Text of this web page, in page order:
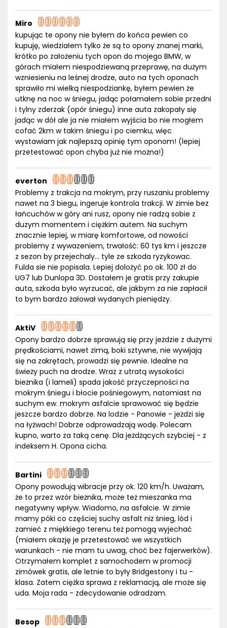
Miro
kupując te opony nie byłem do końca pewien co
kupuję, wiedziałem tylko że są to opony znanej marki,
krótko po założeniu tych opon do mojego BMW, w
górach miałem niespodziewaną przeprawę, na dużym
wzniesieniu na leśnej drodze, auto na tych oponach
sprawiło mi wielką niespodziankę, byłem pewien że
utknę na noc w śniegu, jadąc połamałem sobie przedni
i tylny zderzak (opór śniegu) inne auta zakopały się
jadąc w dół ale ja nie miałem wyjścia bo nie mogłem
cofać 2km w takim śniegu i po ciemku, więc
wystawiam jak najlepszą opinię tym oponom! (lepiej
przetestować opon chyba już nie można!)
everton
Problemy z trakcja na mokrym, przy ruszaniu problemy
nawet na 3 biegu, ingeruje kontrola trakcji. W zimie bez
łańcuchów w góry ani rusz, opony nie radzą sobie z
duzym momentem i ciężkim autem. Na suchym
znacznie lepiej, w miarę komfortowe, od nowości
problemy z wywazeniem, trwałość: 60 tys km i jeszcze
z sezon by przejechaly... tyle ze szkoda ryzykowac.
Fulda sie nie popisala. Lepiej dolożyć po ok. 100 zł do
UG7 lub Dunlopa 3D. Dostałem je gratis przy zakupie
auta, szkoda było wyrzucać, ale jakbym za nie zapłacił
to bym bardzo żałował wydanych pieniędzy.
AktiV
Opony bardzo dobrze sprawują się przy jeżdzie z dużymi
prędkościami, nawet zimą, boki sztywne, nie wywijają
się na zakrętach, prowadzi się pewnie. Idealne na
świeży puch na drodze. Wraz z utratą wysokości
bieżnika (i lameli) spada jakość przyczepności na
mokrym śniegu i błocie pośniegowym, natomiast na
suchym ew. mokrym asfalcie sprawować się będzie
jeszcze bardzo dobrze. Na lodzie - Panowie - jeżdzi się
na łyżwach! Dobrze odprowadzają wodę. Polecam
kupno, warto za taką cenę. Dla jeżdżących szybciej - z
indeksem H. Opona cicha.
Bartini
Opony powodują wibracje przy ok. 120 km/h. Uważam,
że to przez wzór bieżnika, może też mieszanka ma
negatywny wpływ. Wiadomo, na asfalcie. W zimie
mamy póki co częściej suchy asfalt niż śnieg, lód i
zamieć z miękkiego terenu też pomogą wyjechać
(miałem okazję je przetestować we wszystkich
warunkach - nie mam tu uwag, choć bez fajerwerków).
Otrzymałem komplet z samochodem w promocji
zimówek gratis, ale letnie to były Bridgestony i tu -
klasa. Zatem ciężka sprawa z reklamacją, ale może się
uda. Moja rada - zdecydowanie odradzam.
Besop